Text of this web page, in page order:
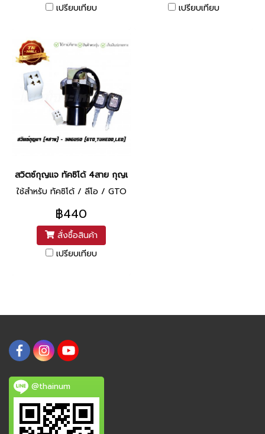
เปรียบเทียบ
เปรียบเทียบ
สวิตซ์กุญแจ ทัคซิโด้ 4สาย กุญแจกลม ยี่ห้อ YAGUSO
ใช้สำหรับ ทัคซิโด้ / ลีโอ / GTO
฿440
สั่งซื้อสินค้า
เปรียบเทียบ
@thainum